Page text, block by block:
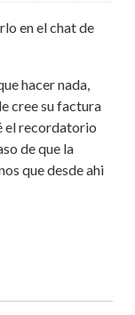
en el chat de
hacer nada,
cree su factura
el recordatorio
de que la
que desde ahi